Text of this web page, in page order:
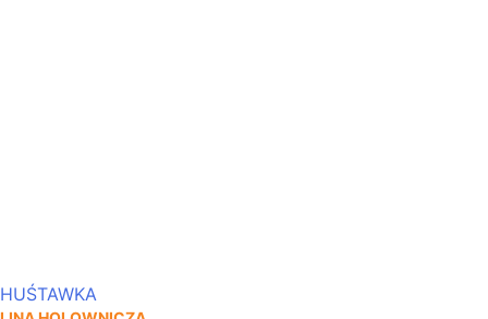
HUŚTAWKA